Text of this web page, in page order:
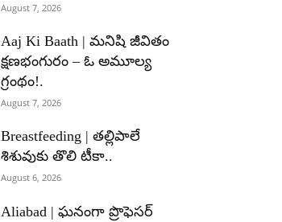
August 7, 2026
Aaj Ki Baath | మనిషి జీవితం
క్షణభంగురం – ఓ అమూల్య
గ్రంథం!.
August 7, 2026
Breastfeeding | తల్లిపాలే
శిశువుకు తొలి టీకా..
August 6, 2026
Aliabad | ఘనంగా ప్రొఫెసర్